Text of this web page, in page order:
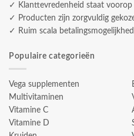
✓ Klanttevredenheid staat voorop
✓ Producten zijn zorgvuldig
✓ Ruim scala
Populaire categorieën
Vega supplementen
Multivitaminen
Vitamine C
Vitamine D